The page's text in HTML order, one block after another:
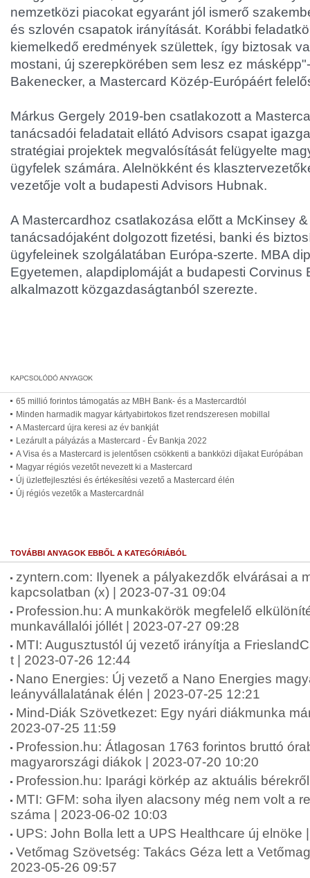
nemzetközi piacokat egyaránt jól ismerő
és szlovén csapatok irányítását. Korábbi
kiemelkedő eredmények születtek, így biztosak
mostani, új szerepkörében sem lesz ez
Bakenecker, a Mastercard Közép-Európáért
Márkus Gergely 2019-ben csatlakozott a
tanácsadói feladatait ellátó Advisors csapat
stratégiai projektek megvalósítását felügyelte
ügyfelek számára. Alelnökként és
vezetője volt a budapesti Advisors Hubnak.
A Mastercardhoz csatlakozása előtt a McKinsey
tanácsadójaként dolgozott fizetési, banki és
ügyfeleinek szolgálatában Európa-szerte. MBA
Egyetemen, alapdiplomáját a budapesti Corvinus
alkalmazott közgazdaságtanból szerezte.
65 millió forintos támogatás az MBH Bank- és a Mastercardtól
Minden harmadik magyar kártyabirtokos fizet rendszeresen mobillal
A Mastercard újra keresi az év bankját
Lezárult a pályázás a Mastercard - Év Bankja 2022
A Visa és a Mastercard is jelentősen csökkenti a bankközi díjakat Európában
Magyar régiós vezetőt nevezett ki a Mastercard
Új üzletfejlesztési és értékesítési vezető a Mastercard élén
Új régiós vezetők a Mastercardnál
TOVÁBBI ANYAGOK EBBŐL A KATEGÓRIÁBÓL
zyntern.com: Ilyenek a pályakezdők elvárásai a
kapcsolatban (x) | 2023-07-31 09:04
Profession.hu: A munkakörök megfelelő
munkavállalói jóllét | 2023-07-27 09:28
MTI: Augusztustól új vezető irányítja a
t | 2023-07-26 12:44
Nano Energies: Új vezető a Nano Energies
leányvállalatának élén | 2023-07-25 12:21
Mind-Diák Szövetkezet: Egy nyári diákmunka
2023-07-25 11:59
Profession.hu: Átlagosan 1763 forintos bruttó
magyarországi diákok | 2023-07-20 10:20
Profession.hu: Iparági körkép az aktuális
MTI: GFM: soha ilyen alacsony még nem volt a
száma | 2023-06-02 10:03
UPS: John Bolla lett a UPS Healthcare új elnöke
Vetőmag Szövetség: Takács Géza lett a
2023-05-26 09:57